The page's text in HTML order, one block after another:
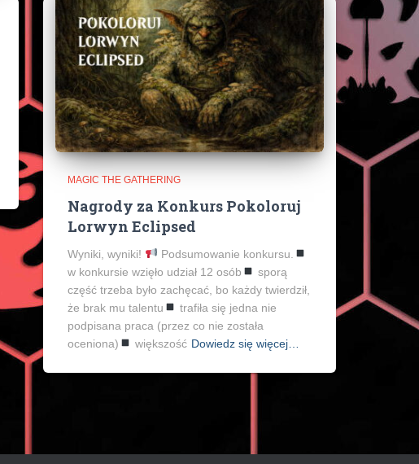
MAGIC THE GATHERING
Nagrody za Konkurs Pokoloruj
Lorwyn Eclipsed
Wyniki, wyniki!
Podsumowanie konkursu.
w konkursie wzięło udział 12 osób
sporą
część trzeba było zachęcać, bo każdy twierdził,
że brak mu talentu
trafiła się jedna nie
podpisana praca (przez co nie została
oceniona)
większość Dowiedz się więcej…